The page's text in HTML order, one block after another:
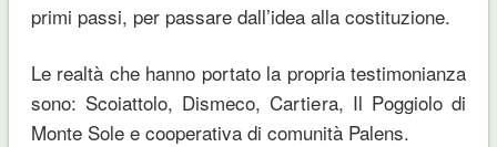
primi passi, per passare dall’idea alla costituzione.
Le realtà che hanno portato la propria testimonianza
sono: Scoiattolo, Dismeco, Cartiera, Il Poggiolo di
Monte Sole e cooperativa di comunità Palens.